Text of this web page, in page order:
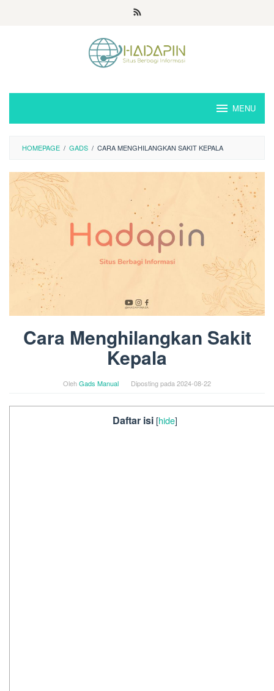
MENU
HOMEPAGE / GADS / CARA MENGHILANGKAN SAKIT KEPALA
Cara Menghilangkan Sakit
Kepala
OlehGads Manual Diposting pada 2024-08-22
Daftar isi [hide]